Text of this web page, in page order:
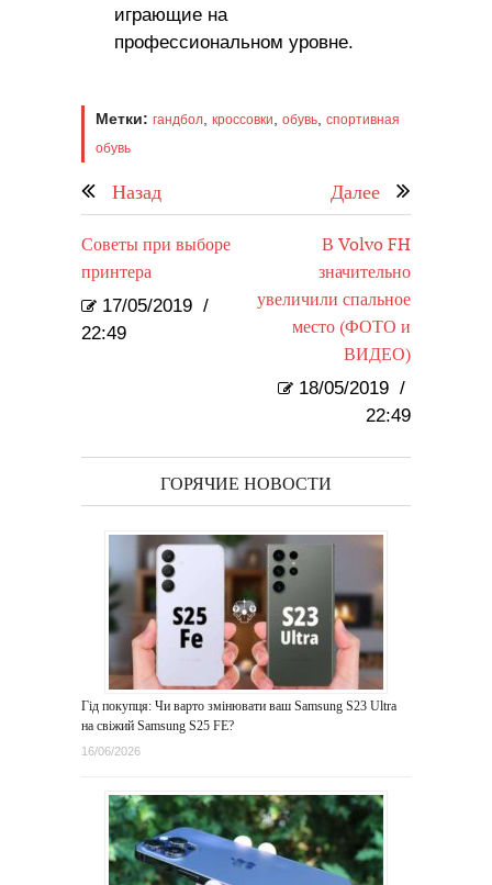
играющие на
профессиональном уровне.
Метки: гандбол кроссовки обувь спортивная
обувь
Назад Далее
Советы при выборе
принтера
17/05/2019 /
22:49
В Volvo FH
значительно
увеличили спальное
место (ФОТО и
ВИДЕО)
18/05/2019 /
22:49
ГОРЯЧИЕ НОВОСТИ
Гід покупця: Чи варто змінювати ваш Samsung S23 Ultra
на свіжий Samsung S25 FE?
16/06/2026